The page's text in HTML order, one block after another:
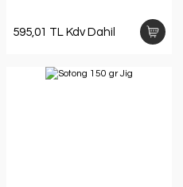
595,01 TL Kdv Dahil